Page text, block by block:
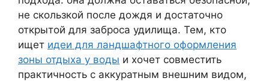
не скользкой после дождя и достаточно
открытой для заброса удилища. Тем, кто
ищет идеи для ландшафтного оформления
зоны отдыха у воды и хочет совместить
практичность с аккуратным внешним видом,